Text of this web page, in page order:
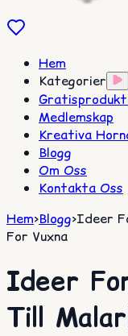
Hem
Kategorier
Medlemskap
Kreativa
Blogg
Om Oss
Kontakta Oss
Hem>Blogg>Ideer
For Vuxna
Ideer
Till